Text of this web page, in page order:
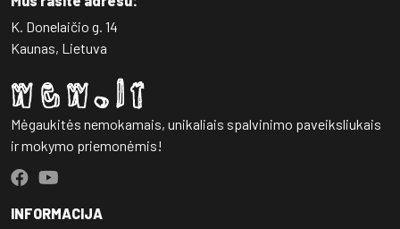
K. Donelaičio g. 14
Kaunas, Lietuva
Mėgaukitės nemokamais, unikaliais spalvinimo paveiksliukais
ir mokymo priemonėmis!
INFORMACIJA